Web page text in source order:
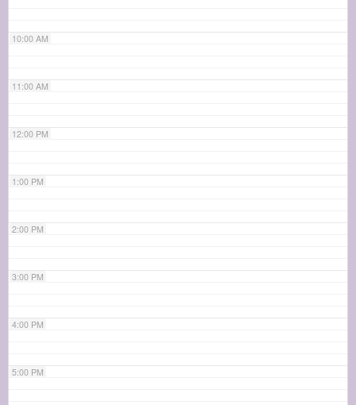
10:00 AM
11:00 AM
12:00 PM
1:00 PM
2:00 PM
3:00 PM
4:00 PM
5:00 PM